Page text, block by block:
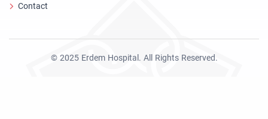
Contact
© 2025 Erdem Hospital. All Rights Reserved.